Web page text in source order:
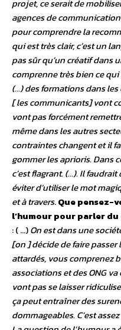
projet, ce serait de
agences de
pour comprendre la
qui est très clair, c’est un
pas sûr qu’un créatif dans
comprenne très bien ce
(…) des formations dans
[ les communicants] vont
vont pas forcément
même dans les autres
contraintes changent et il
gommer les aprioris. Dans
c’est flagrant. (…). Il
éviter d’utiliser le mot
et à travers.Que pensez-
l’humour pour parler
: ( …)On est dans une
[on ] décide de faire
attardés, vous comprenez
associations et des ONG
vont pas se laisser
ça peut entraîner des
dommageables. C’est